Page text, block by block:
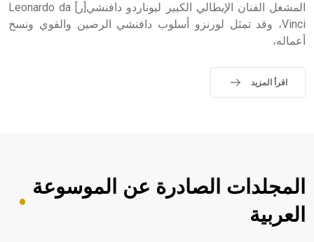
المشغل الفنان الإيطالي الكبير ليوناردو دافنشي[ر] Leonardo da
Vinci، وقد تمثل لورنزو أسلوب دافنشي الرصين والقوي ونسخ
أعماله،
اقرأ المزيد
المجلدات الصادرة عن الموسوعة
العربية